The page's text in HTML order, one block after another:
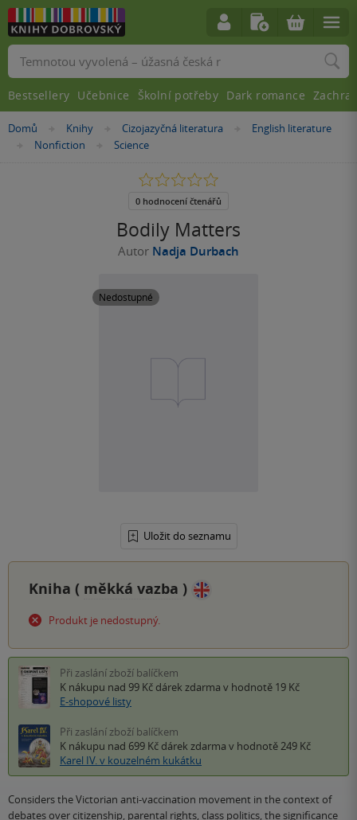
Nacházíte
Domů »Knihy »Cizojazyčná literatura »
English literature
»
Nonfiction »
Science
Bodily Matters
Autor Nadja Durbach
Nedostupné
Uložit do seznamu
0.0
5
0 hodnocení čtenářů
Kniha ( měkká vazba )
Produkt je nedostupný.
Při zaslání zboží balíčkem
K nákupu nad 99 Kč dárek zdarma v hodnotě 19 Kč
E-shopové listy
Při zaslání zboží balíčkem
K nákupu nad 699 Kč dárek zdarma v hodnotě 249 Kč
Karel IV. v kouzelném kukátku
Considers the Victorian anti-vaccination movement in the context of
debates over citizenship, parental rights, class politics, the significance
Vyhledávání
Bestsellery Učebnice Školní potřeby Dark romance